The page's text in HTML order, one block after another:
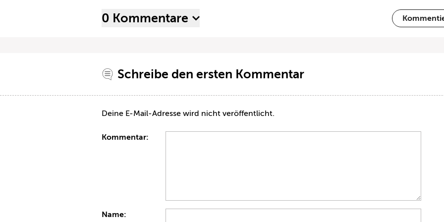
0 Kommentare
Schreibe den ersten Kommentar
Deine E-Mail-Adresse wird nicht veröffentlicht.
Kommentar:
Name: